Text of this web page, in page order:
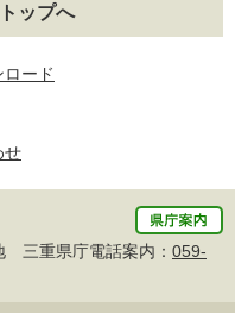
ップへ
ード
せ
三重県庁電話案内： 059-